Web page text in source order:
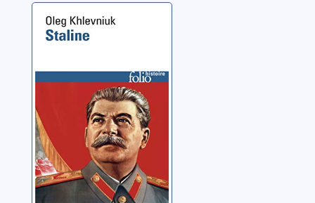
Staline
Khlevniouk, Oleg